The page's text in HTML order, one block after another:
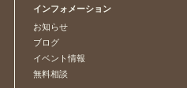
インフォメーション
お知らせ
ブログ
イベント情報
無料相談